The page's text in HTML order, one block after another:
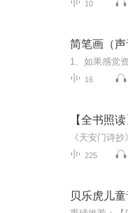
10
简笔画（声
16
【全书照
225
贝乐虎儿